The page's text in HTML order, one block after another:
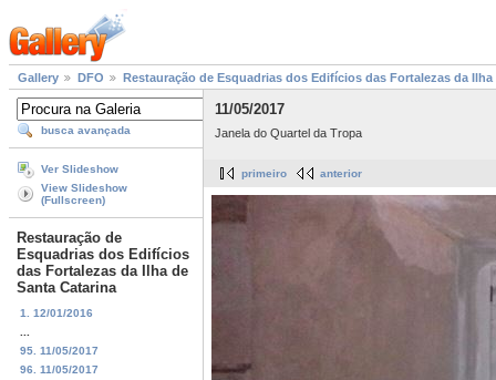
Gallery DFO Restauração de Esquadrias dos Edifícios das Fortalezas da Ilha
busca avançada
Ver Slideshow
View Slideshow
(Fullscreen)
Restauração de
Esquadrias dos Edifícios
das Fortalezas da Ilha de
Santa Catarina
1. 12/01/2016
95. 11/05/2017
96. 11/05/2017
11/05/2017
Janela do Quartel da Tropa
primeiro anterior